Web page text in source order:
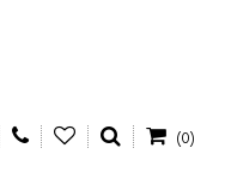
(0)